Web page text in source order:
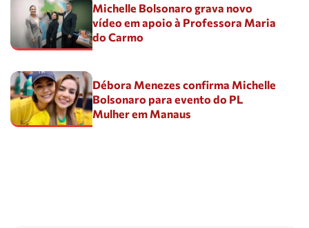
Michelle Bolsonaro grava novo
vídeo em apoio à Professora Maria
do Carmo
Débora Menezes confirma Michelle
Bolsonaro para evento do PL
Mulher em Manaus